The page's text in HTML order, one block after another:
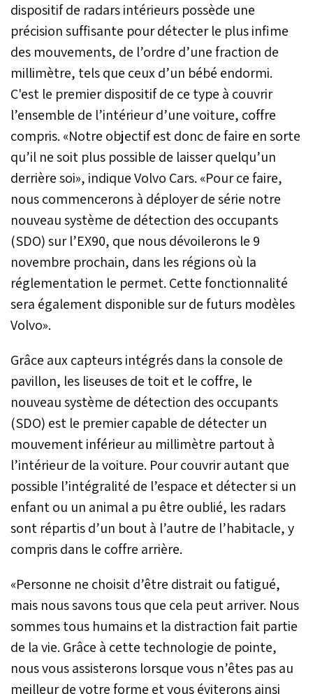
dispositif de radars intérieurs possède une
précision suffisante pour détecter le plus infime
des mouvements, de l’ordre d’une fraction de
millimètre, tels que ceux d’un bébé endormi.
C'est le premier dispositif de ce type à couvrir
l’ensemble de l’intérieur d’une voiture, coffre
compris. «Notre objectif est donc de faire en sorte
qu’il ne soit plus possible de laisser quelqu’un
derrière soi», indique Volvo Cars. «Pour ce faire,
nous commencerons à déployer de série notre
nouveau système de détection des occupants
(SDO) sur l’EX90, que nous dévoilerons le 9
novembre prochain, dans les régions où la
réglementation le permet. Cette fonctionnalité
sera également disponible sur de futurs modèles
Volvo».
Grâce aux capteurs intégrés dans la console de
pavillon, les liseuses de toit et le coffre, le
nouveau système de détection des occupants
(SDO) est le premier capable de détecter un
mouvement inférieur au millimètre partout à
l’intérieur de la voiture. Pour couvrir autant que
possible l’intégralité de l’espace et détecter si un
enfant ou un animal a pu être oublié, les radars
sont répartis d’un bout à l’autre de l’habitacle, y
compris dans le coffre arrière.
«Personne ne choisit d’être distrait ou fatigué,
mais nous savons tous que cela peut arriver. Nous
sommes tous humains et la distraction fait partie
de la vie. Grâce à cette technologie de pointe,
nous vous assisterons lorsque vous n’êtes pas au
meilleur de votre forme et vous éviterons ainsi